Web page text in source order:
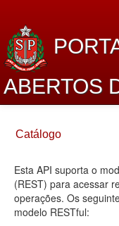
ABERTOS
Sobre o projeto
Dados Abertos
Lei de Acesso à
Catálogo
Esta API suporta o
(REST) para acessar
operações. Os
modelo RESTful: